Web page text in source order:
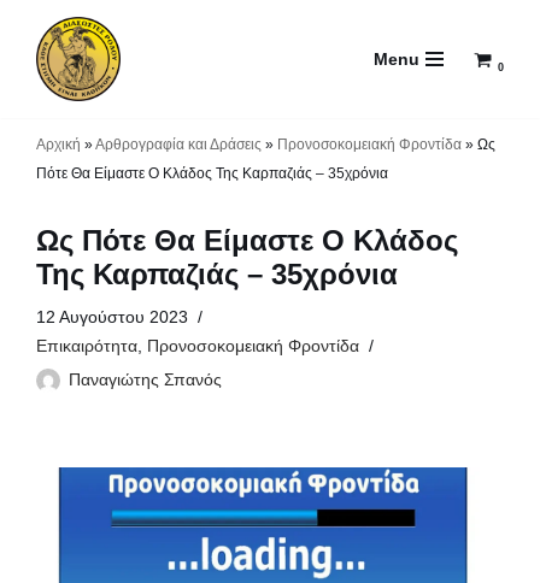
Μεταπηδήστε
Menu 0
Αρχική »Αρθρογραφία και Δράσεις » Προνοσοκομειακή Φροντίδα » Ως
Πότε Θα Είμαστε Ο Κλάδος Της Καρπαζιάς – 35χρόνια
Ως Πότε Θα Είμαστε Ο Κλάδος
Της Καρπαζιάς – 35χρόνια
12 Αυγούστου 2023
Επικαιρότητα, Προνοσοκομειακή Φροντίδα
Παναγιώτης Σπανός